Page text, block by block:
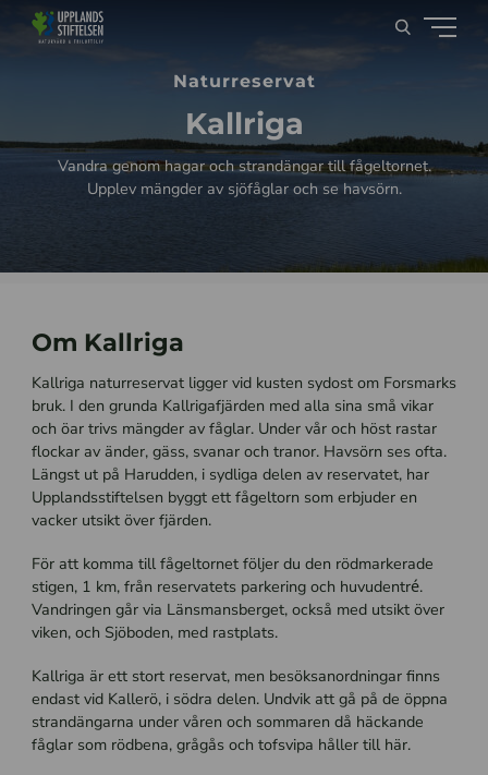
Naturreservat
Kallriga
Vandra genom hagar och strandängar till fågeltornet.
Upplev mängder av sjöfåglar och se havsörn.
Om Kallriga
Kallriga naturreservat ligger vid kusten sydost om Forsmarks
bruk. I den grunda Kallrigafjärden med alla sina små vikar
och öar trivs mängder av fåglar. Under vår och höst rastar
flockar av änder, gäss, svanar och tranor. Havsörn ses ofta.
Längst ut på Harudden, i sydliga delen av reservatet, har
Upplandsstiftelsen byggt ett fågeltorn som erbjuder en
vacker utsikt över fjärden.
För att komma till fågeltornet följer du den rödmarkerade
stigen, 1 km, från reservatets parkering och huvudentré.
Vandringen går via Länsmansberget, också med utsikt över
viken, och Sjöboden, med rastplats.
Kallriga är ett stort reservat, men besöksanordningar finns
endast vid Kallerö, i södra delen. Undvik att gå på de öppna
strandängarna under våren och sommaren då häckande
fåglar som rödbena, grågås och tofsvipa håller till här.